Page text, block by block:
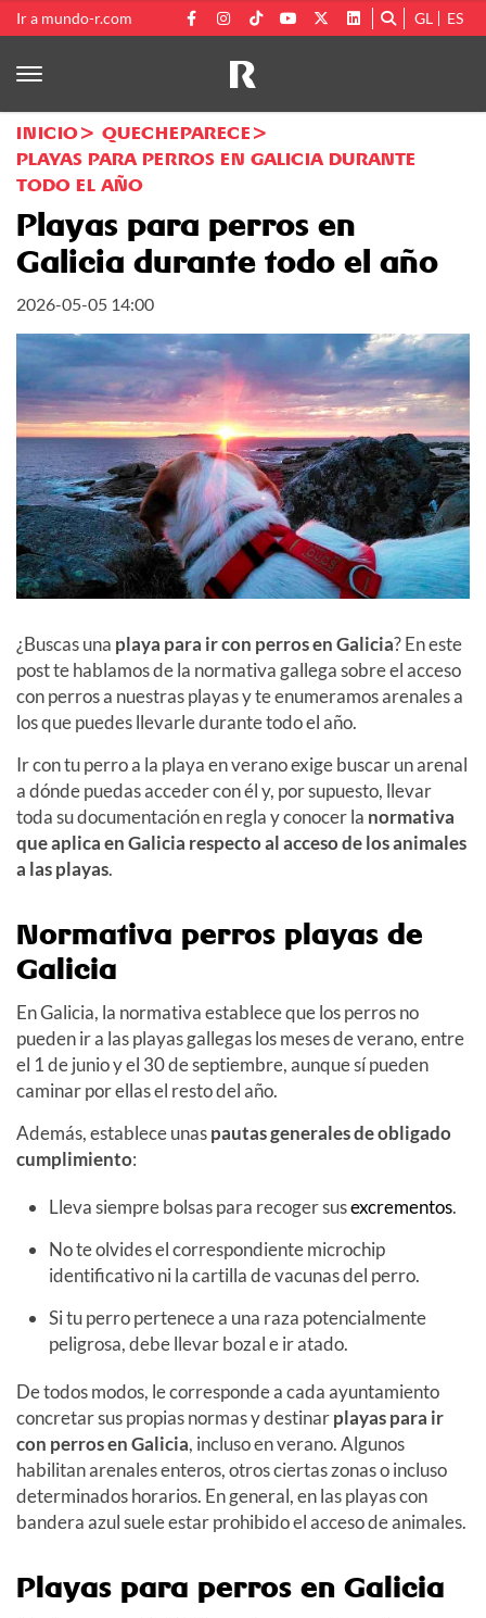
Ir a mundo-r.com GL ES
INICIO
QUECHEPARECE
PLAYAS PARA PERROS EN GALICIA DURANTE
TODO EL AÑO
Playas para perros en
Galicia durante todo el año
2026-05-05 14:00
¿Buscas una playa para ir con perros en Galicia? En este
post te hablamos de la normativa gallega sobre el acceso
con perros a nuestras playas y te enumeramos arenales a
los que puedes llevarle durante todo el año.
Ir con tu perro a la playa en verano exige buscar un arenal
a dónde puedas acceder con él y, por supuesto, llevar
toda su documentación en regla y conocer la normativa
que aplica en Galicia respecto al acceso de los animales
a las playas.
Normativa perros playas de
Galicia
En Galicia, la normativa establece que los perros no
pueden ir a las playas gallegas los meses de verano, entre
el 1 de junio y el 30 de septiembre, aunque sí pueden
caminar por ellas el resto del año.
Además, establece unaspautas generales de obligado
cumplimiento:
Lleva siempre bolsas para recoger susexcrementos.
No te olvides el correspondiente microchip
identificativo ni la cartilla de vacunas del perro.
Si tu perro pertenece a una raza potencialmente
peligrosa, debe llevar bozal e ir atado.
De todos modos, le corresponde a cada ayuntamiento
concretar sus propias normas y destinarplayas para ir
con perros en Galicia, incluso en verano. Algunos
habilitan arenales enteros, otros ciertas zonas o incluso
determinados horarios. En general, en las playas con
bandera azul suele estar prohibido el acceso de animales.
Playas para perros en Galicia